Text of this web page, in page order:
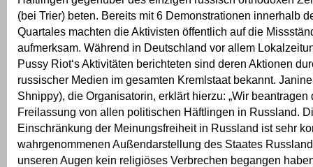
(bei Trier) beten. Bereits mit 6 Demonstrationen innerhalb
Quartales machten die Aktivisten öffentlich auf die
aufmerksam. Während in Deutschland vor allem
Pussy Riot‘s Aktivitäten berichteten sind deren Aktionen
russischer Medien im gesamten Kremlstaat bekannt.
Shnippy), die Organisatorin, erklärt hierzu: „Wir
Freilassung von allen politischen Häftlingen in Russland.
Einschränkung der Meinungsfreiheit in Russland ist sehr
wahrgenommenen Außendarstellung des Staates
unseren Augen kein religiöses Verbrechen begangen